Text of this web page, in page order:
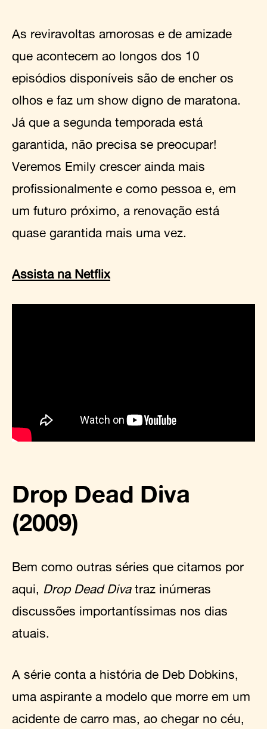
As reviravoltas amorosas e de amizade
que acontecem ao longos dos 10
episódios disponíveis são de encher os
olhos e faz um show digno de maratona.
Já que a segunda temporada está
garantida, não precisa se preocupar!
Veremos Emily crescer ainda mais
profissionalmente e como pessoa e, em
um futuro próximo, a renovação está
quase garantida mais uma vez.
Assista na Netflix
Drop Dead Diva
(2009)
Bem como outras séries que citamos por
aqui, Drop Dead Divatraz inúmeras
discussões importantíssimas nos dias
atuais.
A série conta a história de Deb Dobkins,
uma aspirante a modelo que morre em um
acidente de carro mas, ao chegar no céu,